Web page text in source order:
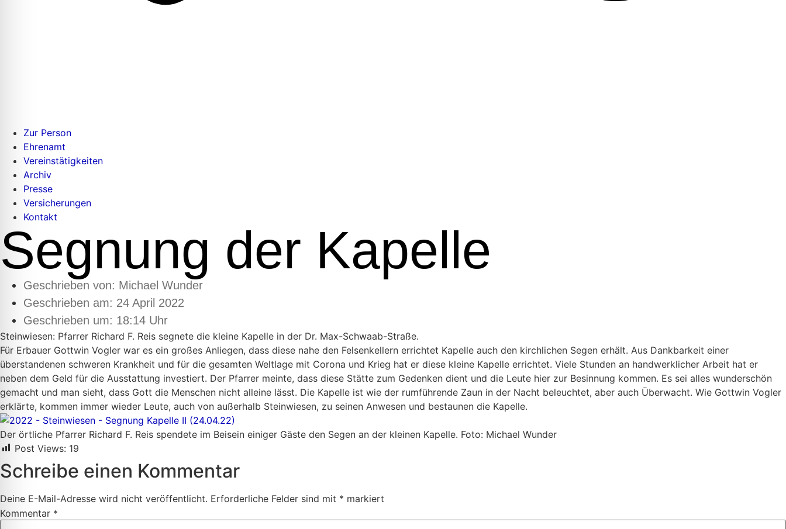
Zur Person
Ehrenamt
Vereinstätigkeiten
Archiv
Presse
Versicherungen
Kontakt
Segnung der Kapelle
Geschrieben von: Michael Wunder
Geschrieben am: 24 April 2022
Geschrieben um: 18:14 Uhr
Steinwiesen: Pfarrer Richard F. Reis segnete die kleine Kapelle in der Dr. Max-Schwaab-Straße.
Für Erbauer Gottwin Vogler war es ein großes Anliegen, dass diese nahe den Felsenkellern errichtet Kapelle auch den kirchlichen Segen erhält. Aus Dankbarkeit einer
überstandenen schweren Krankheit und für die gesamten Weltlage mit Corona und Krieg hat er diese kleine Kapelle errichtet. Viele Stunden an handwerklicher Arbeit hat er
neben dem Geld für die Ausstattung investiert. Der Pfarrer meinte, dass diese Stätte zum Gedenken dient und die Leute hier zur Besinnung kommen. Es sei alles wunderschön
gemacht und man sieht, dass Gott die Menschen nicht alleine lässt. Die Kapelle ist wie der rumführende Zaun in der Nacht beleuchtet, aber auch Überwacht. Wie Gottwin Vogler
erklärte, kommen immer wieder Leute, auch von außerhalb Steinwiesen, zu seinen Anwesen und bestaunen die Kapelle.
Der örtliche Pfarrer Richard F. Reis spendete im Beisein einiger Gäste den Segen an der kleinen Kapelle. Foto: Michael Wunder
Post Views: 19
Schreibe einen Kommentar
Deine E-Mail-Adresse wird nicht veröffentlicht. Erforderliche Felder sind mit * markiert
Kommentar *